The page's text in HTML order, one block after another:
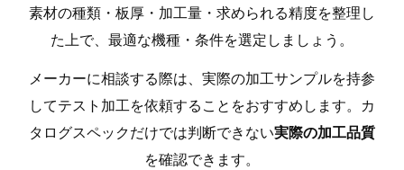
素材の種類・板厚・加工量・求められる精度を整理し
た上で、最適な機種・条件を選定しましょう。
メーカーに相談する際は、実際の加工サンプルを持参
してテスト加工を依頼することをおすすめします。カ
タログスペックだけでは判断できない実際の加工品質
を確認できます。